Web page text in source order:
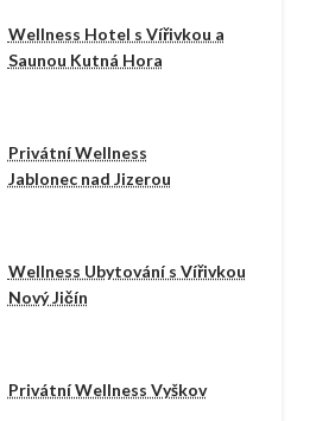
Wellness Hotel s Vířivkou a
Saunou Kutná Hora
Privátní Wellness
Jablonec nad Jizerou
Wellness Ubytování s Vířivkou
Nový Jičín
Privátní Wellness Vyškov